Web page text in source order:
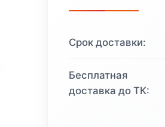
740 ₽.
Срок доставки:
Бесплатная
доставка до ТК: